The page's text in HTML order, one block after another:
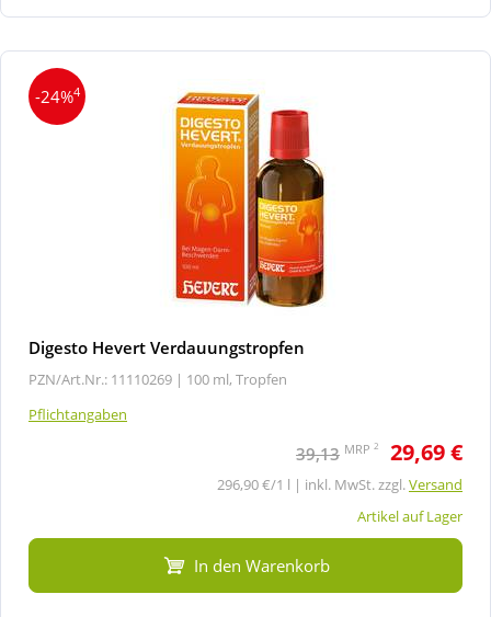
-24%4
Digesto Hevert Verdauungstropfen
PZN/Art.Nr.: 11110269 | 100 ml, Tropfen
Pflichtangaben
39,13 MRP 2 29,69 €
296,90 €/1 l | inkl. MwSt. zzgl.Versand
Artikel auf Lager
In den Warenkorb